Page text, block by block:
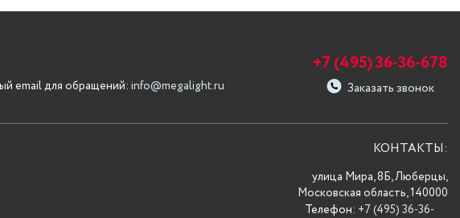
email для обращений: info@megalight.ru
+7 (495) 36-36-678
Заказать звонок
КОНТАКТЫ:
улица Мира, 8Б, Люберцы,
Московская область, 140000
Телефон: +7 (495) 36-36-